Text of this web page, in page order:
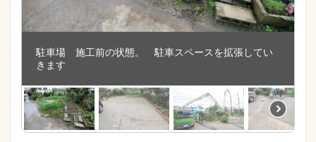
駐車場 施工前の状態。 駐車スペースを拡張してい
きます